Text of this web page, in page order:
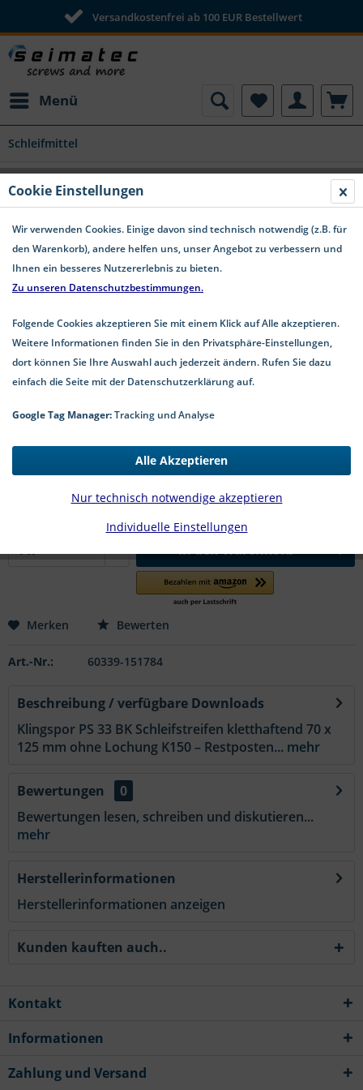
Versandkostenfrei ab 100 EUR Bestellwert
Menü
Schleifmittel
PS 33 BK Schleifstreifen Kletthaftend
70x125 mm o. Lochung K150 - Restposten
10 Stk.
1,99 € *
Inhalt:10 Stk. (0,20 € * / 1 Stk.)
zzgl. Versandkosten
In denWarenkorb
Merken Bewerten
Art.-Nr.: 60339-151784
Beschreibung / verfügbare Downloads
Klingspor PS 33 BK Schleifstreifen kletthaftend 70 x
125 mm ohne Lochung K150 – Restposten... mehr
Bewertungen
0
Bewertungen lesen, schreiben und diskutieren...
mehr
Herstellerinformationen
Herstellerinformationen anzeigen
Kunden kauften auch..
Kontakt
Informationen
Zahlung und Versand
Cookie Einstellungen
Wir verwenden Cookies. Einige davon sind technisch notwendig (z.B. für
den Warenkorb), andere helfen uns, unser Angebot zu verbessern und
Ihnen ein besseres Nutzererlebnis zu bieten.
Zu unseren Datenschutzbestimmungen.
Folgende Cookies akzeptieren Sie mit einem Klick auf Alle akzeptieren.
Weitere Informationen finden Sie in den Privatsphäre-Einstellungen,
dort können Sie Ihre Auswahl auch jederzeit ändern. Rufen Sie dazu
einfach die Seite mit der Datenschutzerklärung auf.
Google Tag Manager:Tracking und Analyse
Individuelle Einstellungen
Nur technisch notwendige akzeptieren
Alle Akzeptieren